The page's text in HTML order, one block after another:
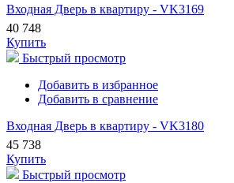
Входная Дверь в квартиру - VK3169
40 748
Купить
Быстрый просмотр
Добавить в избранное
Добавить в сравнение
Входная Дверь в квартиру - VK3180
45 738
Купить
Быстрый просмотр